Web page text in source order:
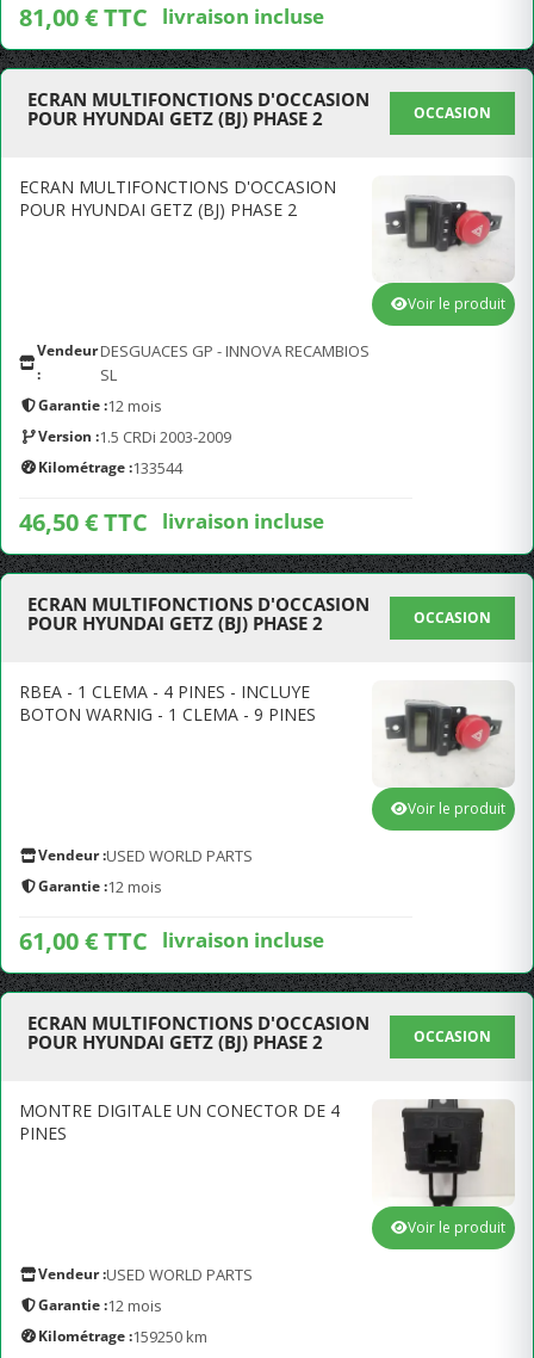
81,00 € TTC livraison incluse
ECRAN MULTIFONCTIONS D'OCCASION
POUR HYUNDAI GETZ (BJ) PHASE 2
OCCASION
ECRAN MULTIFONCTIONS D'OCCASION
POUR HYUNDAI GETZ (BJ) PHASE 2
Vendeur
:
DESGUACES GP - INNOVA RECAMBIOS
SL
Garantie :12 mois
Version :1.5 CRDi 2003-2009
Kilométrage :133544
46,50 € TTC livraison incluse
Voir le produit
ECRAN MULTIFONCTIONS D'OCCASION
POUR HYUNDAI GETZ (BJ) PHASE 2
OCCASION
RBEA - 1 CLEMA - 4 PINES - INCLUYE
BOTON WARNIG - 1 CLEMA - 9 PINES
Vendeur :USED WORLD PARTS
Garantie :12 mois
61,00 € TTC livraison incluse
Voir le produit
ECRAN MULTIFONCTIONS D'OCCASION
POUR HYUNDAI GETZ (BJ) PHASE 2
OCCASION
MONTRE DIGITALE UN CONECTOR DE 4
PINES
Vendeur :USED WORLD PARTS
Garantie :12 mois
Kilométrage :159250 km
Voir le produit